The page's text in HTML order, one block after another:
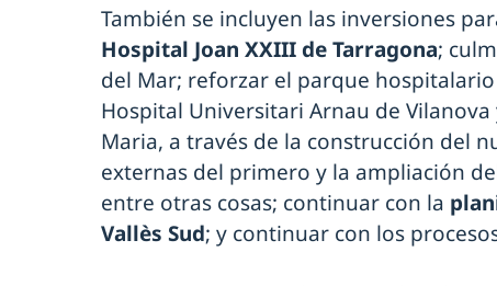
También se incluyen las inversiones
Hospital Joan XXIII de Tarragona;
del Mar; reforzar el parque
Hospital Universitari Arnau de
Maria, a través de la construcción del
externas del primero y la ampliación
entre otras cosas; continuar con la
Vallès Sud; y continuar con los